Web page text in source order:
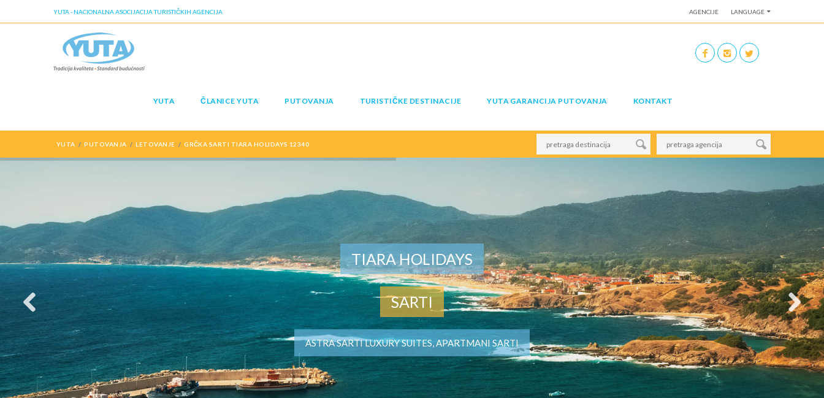
AGENCIJE LANGUAGE
YUTA - NACIONALNA ASOCIJACIJA TURISTIČKIH AGENCIJA
YUTA ČLANICE YUTA PUTOVANJA TURISTIČKE DESTINACIJE YUTA GARANCIJA PUTOVANJA KONTAKT
YUTA PUTOVANJA LETOVANJE GRČKA SARTI TIARA HOLIDAYS 12340
TIARA HOLIDAYS
SARTI
ASTRA SARTI LUXURY SUITES, APARTMANI SARTI